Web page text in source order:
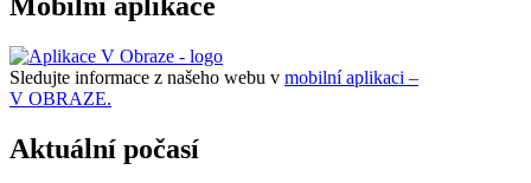
Sledujte informace z našeho webu v mobilní aplikaci –
V OBRAZE.
Aktuální počasí